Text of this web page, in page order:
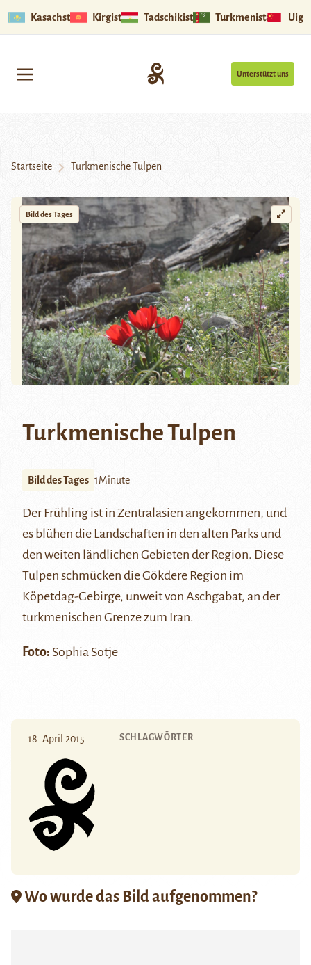
Kasachstan Kirgistan Tadschikistan Turkmenistan
Unterstützt uns
Startseite Turkmenische Tulpen
Bild des Tages
Turkmenische Tulpen
Bild des Tages 1Minute
Der Frühling ist in Zentralasien angekommen, und
es blühen die Landschaften in den alten Parks und
den weiten ländlichen Gebieten der Region. Diese
Tulpen schmücken die Gökdere Region im
Köpetdag-Gebirge, unweit von Aschgabat, an der
turkmenischen Grenze zum Iran.
Foto: Sophia Sotje
18. April 2015 SCHLAGWÖRTER
Wo wurde das Bild aufgenommen?